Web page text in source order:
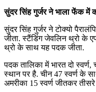
सुंदर सिंह गुर्जर ने भाला फेंक में
सुंदर सिंह गुर्जर ने टोक्यो
जीता. स्टैंडिंग जेवलिन थ्रो के
थ्रो के साथ यह पदक जीता.
पदक तालिका में भारत दो
स्‍थान पर है. चीन 47 स्वर्ण के
अमरीका 15 स्वर्ण जीतकर